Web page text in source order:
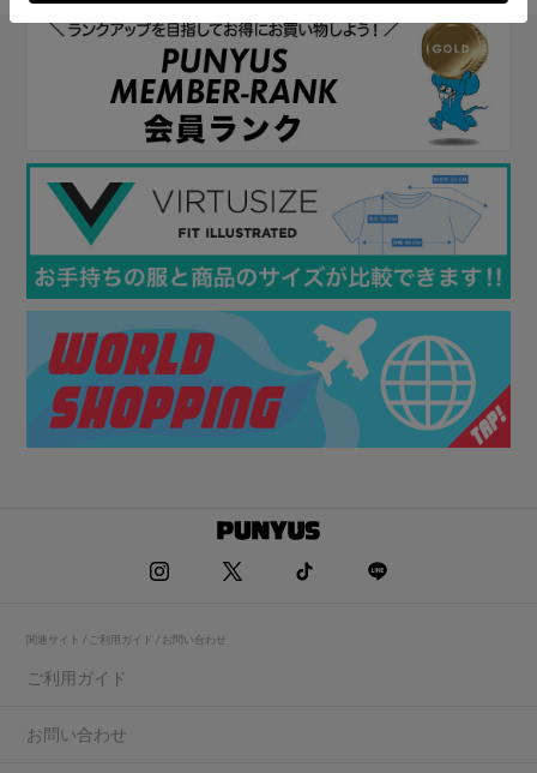
関連サイト / ご利用ガイド / お問い合わせ
ご利用ガイド
お問い合わせ